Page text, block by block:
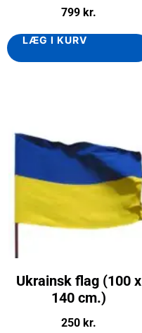
799 kr.
LÆG I KURV
Ukrainsk flag (100 x
140 cm.)
250 kr.